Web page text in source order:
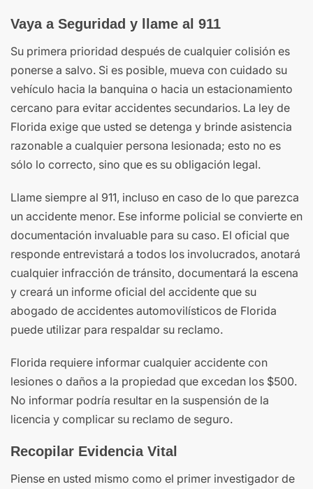
Vaya a Seguridad y llame al 911
Su primera prioridad después de cualquier colisión es
ponerse a salvo. Si es posible, mueva con cuidado su
vehículo hacia la banquina o hacia un estacionamiento
cercano para evitar accidentes secundarios. La ley de
Florida exige que usted se detenga y brinde asistencia
razonable a cualquier persona lesionada; esto no es
sólo lo correcto, sino que es su obligación legal.
Llame siempre al 911, incluso en caso de lo que parezca
un accidente menor. Ese informe policial se convierte en
documentación invaluable para su caso. El oficial que
responde entrevistará a todos los involucrados, anotará
cualquier infracción de tránsito, documentará la escena
y creará un informe oficial del accidente que su
abogado de accidentes automovilísticos de Florida
puede utilizar para respaldar su reclamo.
Florida requiere informar cualquier accidente con
lesiones o daños a la propiedad que excedan los $500.
No informar podría resultar en la suspensión de la
licencia y complicar su reclamo de seguro.
Recopilar Evidencia Vital
Piense en usted mismo como el primer investigador de